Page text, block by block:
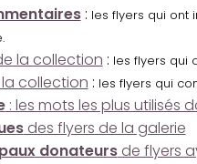
: les flyers qui ont
la collection : les flyers qui
collection : les flyers qui
: les mots les plus utilisés
des flyers de la galerie
donateursde flyers